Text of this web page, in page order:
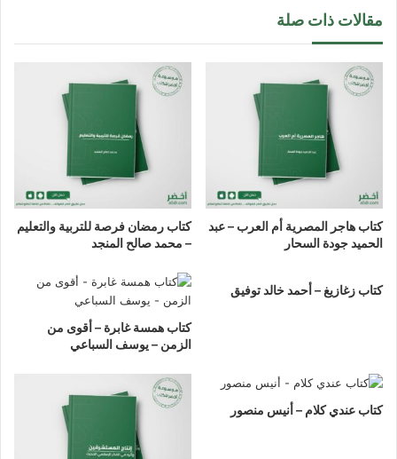
مقالات ذات صلة
كتاب هاجر المصرية أم العرب – عبد
الحميد جودة السحار
كتاب رمضان فرصة للتربية والتعليم
– محمد صالح المنجد
كتاب زغازيغ – أحمد خالد توفيق
كتاب همسة غابرة – أقوى من
الزمن – يوسف السباعي
كتاب عندي كلام – أنيس منصور